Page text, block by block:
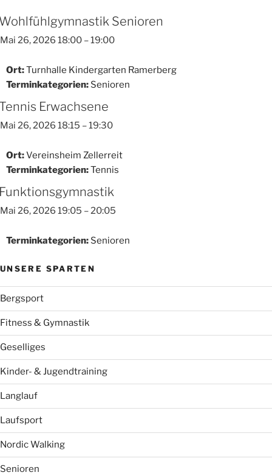
Senioren
Mai 26, 2026 18:00 –19:00
Ort:Turnhalle Kindergarten Ramerberg
Terminkategorien: Senioren
Erwachsene
Mai 26, 2026 18:15 –19:30
Ort:Vereinsheim Zellerreit
Terminkategorien:Tennis
Mai 26, 2026 19:05 –20:05
Terminkategorien: Senioren
UNSERE SPARTEN
Bergsport
Fitness & Gymnastik
Geselliges
Kinder- & Jugendtraining
Langlauf
Laufsport
Nordic Walking
Senioren